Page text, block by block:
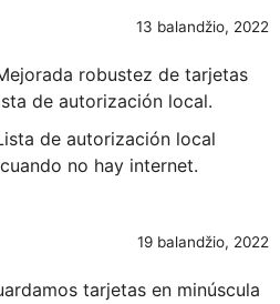
13 balandžio, 2022
robustez de tarjetas
de autorización local.
de autorización local
no hay internet.
19 balandžio, 2022
tarjetas en minúscula